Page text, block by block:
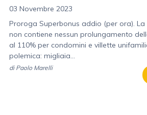
03 Novembre 2023
Proroga Superbonus addio (per ora).
non contiene nessun prolungamento
al 110% per condomini e villette
polemica: migliaia...
di Paolo Marelli